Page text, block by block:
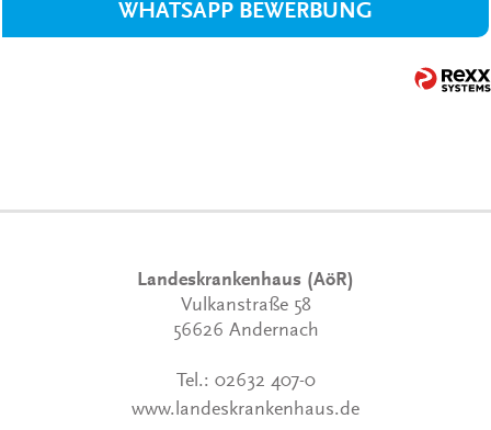
WHATSAPP BEWERBUNG
Landeskrankenhaus (AöR)
Vulkanstraße 58
56626 Andernach
Tel.: 02632 407-0
www.landeskrankenhaus.de